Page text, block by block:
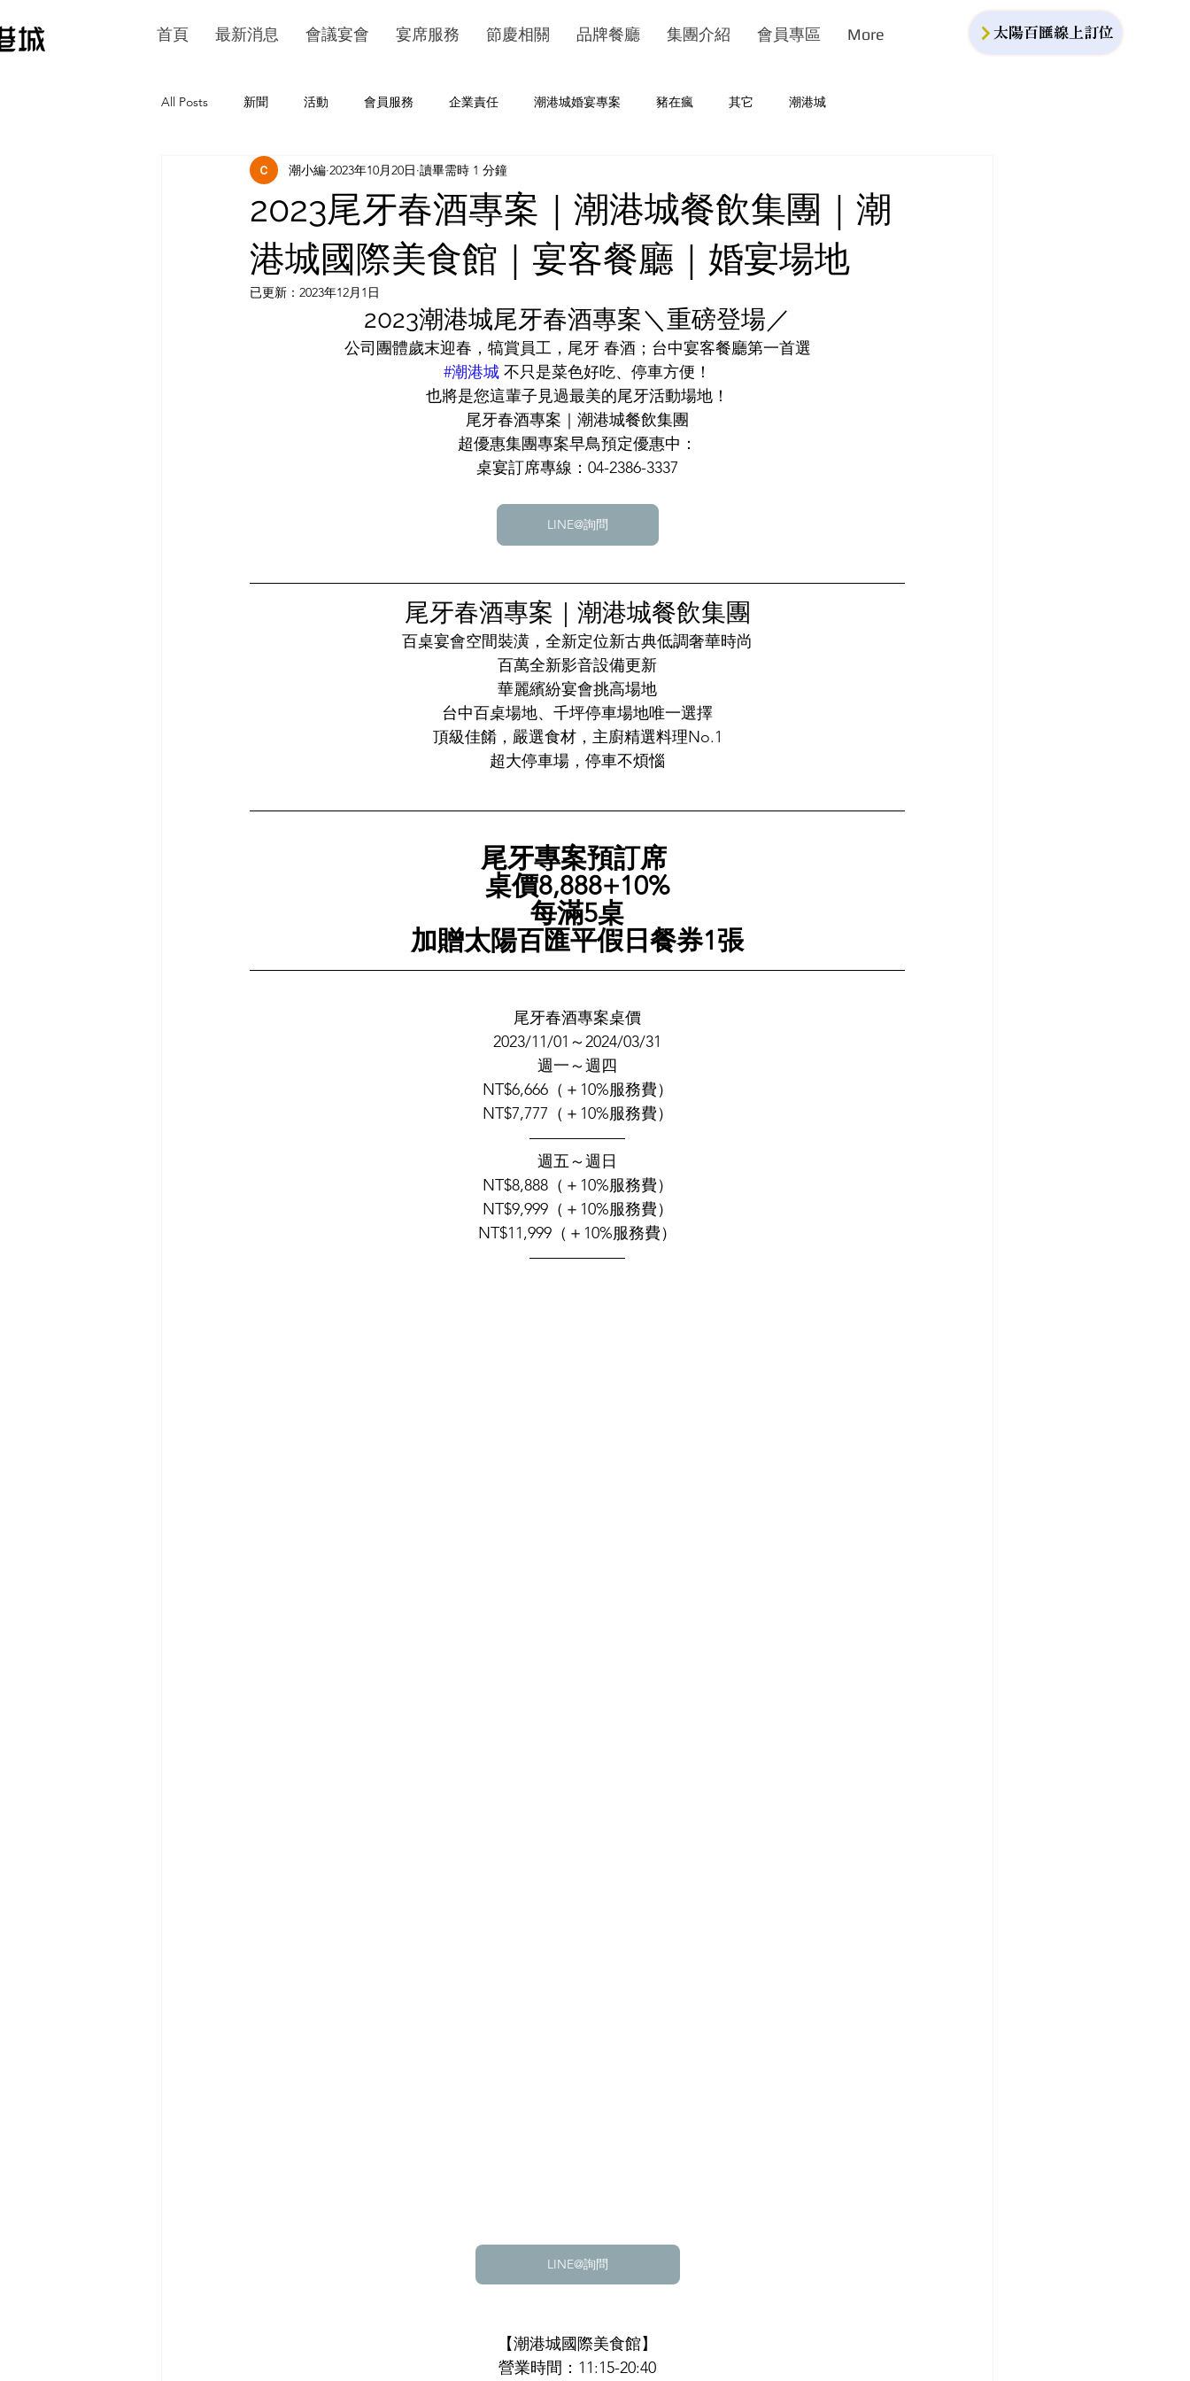
首頁 最新消息 會議宴會 宴席服務 節慶相關 品牌餐廳 集團介紹 會員專區 More 太陽百匯線上訂位
All Posts 新聞 活動 會員服務 企業責任 潮港城婚宴專案 豬在瘋 其它 潮港城
2023尾牙春酒專案｜潮港城餐飲集團｜潮
港城國際美食館｜宴客餐廳｜婚宴場地
潮小編 2023年10月20日 讀畢需時 1 分鐘
已更新： 2023年12月1日
2023潮港城尾牙春酒專案＼重磅登場／
公司團體歲末迎春，犒賞員工，尾牙 春酒；台中宴客餐廳第一首選
#潮港城 不只是菜色好吃、停車方便！
也將是您這輩子見過最美的尾牙活動場地！
尾牙春酒專案｜潮港城餐飲集團
超優惠集團專案早鳥預定優惠中：
桌宴訂席專線：04-2386-3337
LINE@詢問
尾牙春酒專案｜潮港城餐飲集團
百桌宴會空間裝潢，全新定位新古典低調奢華時尚
百萬全新影音設備更新
華麗繽紛宴會挑高場地
台中百桌場地、千坪停車場地唯一選擇
頂級佳餚，嚴選食材，主廚精選料理No.1
超大停車場，停車不煩惱
尾牙專案預訂席
桌價8,888+10%
每滿5桌
加贈太陽百匯平假日餐券1張
尾牙春酒專案桌價
2023/11/01～2024/03/31
週一～週四
NT$6,666（＋10%服務費）
NT$7,777（＋10%服務費）
——————
週五～週日
NT$8,888（＋10%服務費）
NT$9,999（＋10%服務費）
NT$11,999（＋10%服務費）
——————
LINE@詢問
【潮港城國際美食館】
營業時間：11:15-20:40